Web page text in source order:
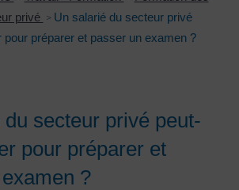
privé > Un salarié du secteur privé
pour préparer et passer un examen ?
secteur privé peut-
pour préparer et
?